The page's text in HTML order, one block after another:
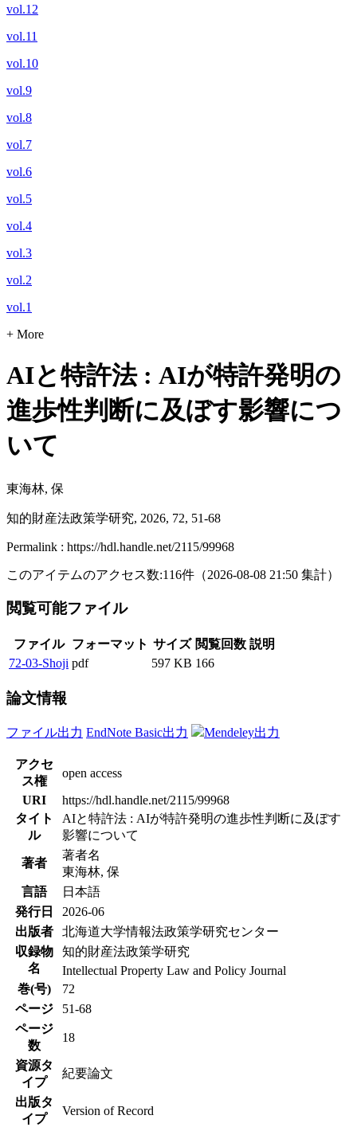
vol.12
vol.11
vol.10
vol.9
vol.8
vol.7
vol.6
vol.5
vol.4
vol.3
vol.2
vol.1
+ More
AIと特許法 : AIが特許発明の
進歩性判断に及ぼす影響につ
いて
東海林, 保
知的財産法政策学研究, 2026, 72, 51-68
Permalink : https://hdl.handle.net/2115/99968
このアイテムのアクセス数:116件 （2026-08-08 21:50 集計）
閲覧可能ファイル
ファイル フォーマット サイズ 閲覧回数 説明
72-03-Shoji pdf 597 KB 166
論文情報
ファイル出力 EndNote Basic出力 Mendeley出力
アクセ
ス権
open access
URI
https://hdl.handle.net/2115/99968
タイト
ル
AIと特許法 : AIが特許発明の進歩性判断に及ぼす
影響について
著者
著者名
東海林, 保
言語
日本語
発行日
2026-06
出版者
北海道大学情報法政策学研究センター
収録物
名
知的財産法政策学研究
Intellectual Property Law and Policy Journal
巻(号)
72
ページ
51-68
ページ
数
18
資源タ
イプ
紀要論文
出版タ
イプ
Version of Record